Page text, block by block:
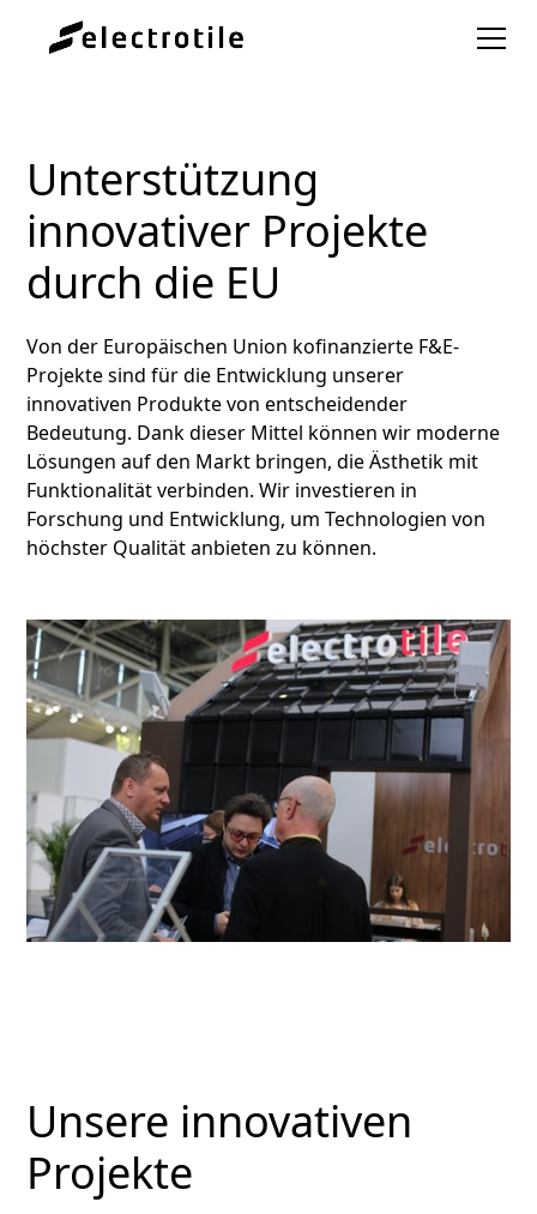
Unterstützung
innovativer Projekte
durch die EU
Von der Europäischen Union kofinanzierte F&E-
Projekte sind für die Entwicklung unserer
innovativen Produkte von entscheidender
Bedeutung. Dank dieser Mittel können wir moderne
Lösungen auf den Markt bringen, die Ästhetik mit
Funktionalität verbinden. Wir investieren in
Forschung und Entwicklung, um Technologien von
höchster Qualität anbieten zu können.
Unsere innovativen
Projekte